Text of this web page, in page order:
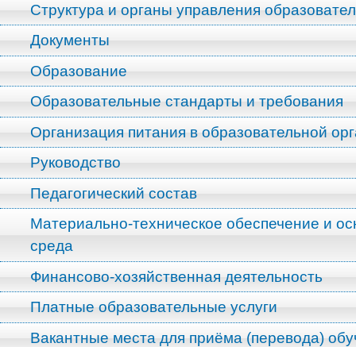
Структура и органы управления
Документы
Образование
Образовательные стандарты и требования
Организация питания в образовательной
Руководство
Педагогический состав
Материально-техническое обеспечение и
среда
Финансово-хозяйственная деятельность
Платные образовательные услуги
Вакантные места для приёма (перевода)